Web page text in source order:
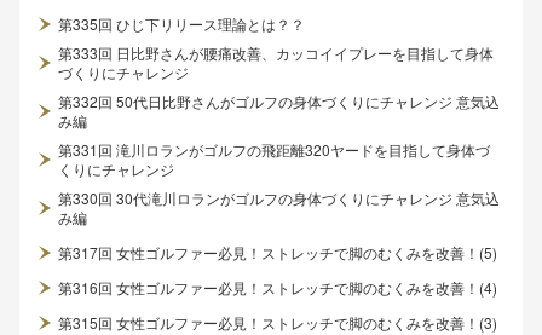
第335回 ひじ下リリース理論とは？？
第333回 日比野さんが腰痛改善、カッコイイプレーを目指して身体
づくりにチャレンジ
第332回 50代日比野さんがゴルフの身体づくりにチャレンジ 意気込
み編
第331回 滝川ロランがゴルフの飛距離320ヤードを目指して身体づ
くりにチャレンジ
第330回 30代滝川ロランがゴルフの身体づくりにチャレンジ 意気込
み編
第317回 女性ゴルファー必見！ストレッチで脚のむくみを改善！(5)
第316回 女性ゴルファー必見！ストレッチで脚のむくみを改善！(4)
第315回 女性ゴルファー必見！ストレッチで脚のむくみを改善！(3)